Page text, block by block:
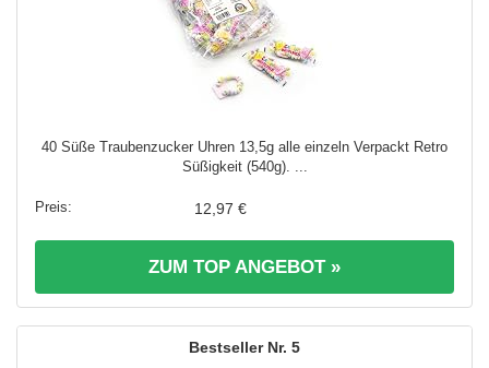
40 Süße Traubenzucker Uhren 13,5g alle einzeln Verpackt Retro
Süßigkeit (540g). ...
12,97 €
ZUM TOP ANGEBOT »
5